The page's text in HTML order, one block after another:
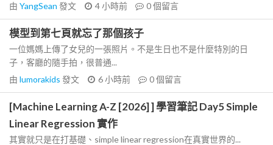
由 YangSean 發文 4 小時前 0個留言
模型到第七頁就忘了那個孩子
一位媽媽上傳了女兒的一張照片。不是生日也不是什麼特別的日
子，客廳的隨手拍，很普通...
由 lumorakids 發文 6 小時前 0個留言
[Machine Learning A-Z [2026] ] 學習筆記 Day5 Simple
Linear Regression 實作
其實就只是在打基礎、simple linear regression在真實世界的...